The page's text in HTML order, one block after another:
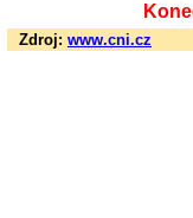
Zdroj: www.cni.cz